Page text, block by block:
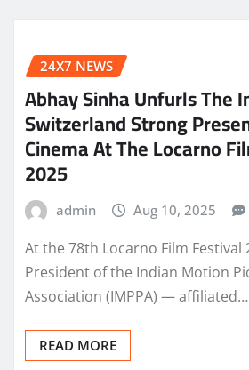
24X7 NEWS
Abhay Sinha Unfurls The
Switzerland Strong
Cinema At The Locarno
2025
admin Aug 10, 2025
At the 78th Locarno Film Festival
President of the Indian Motion
Association (IMPPA) — affiliated…
READ MORE